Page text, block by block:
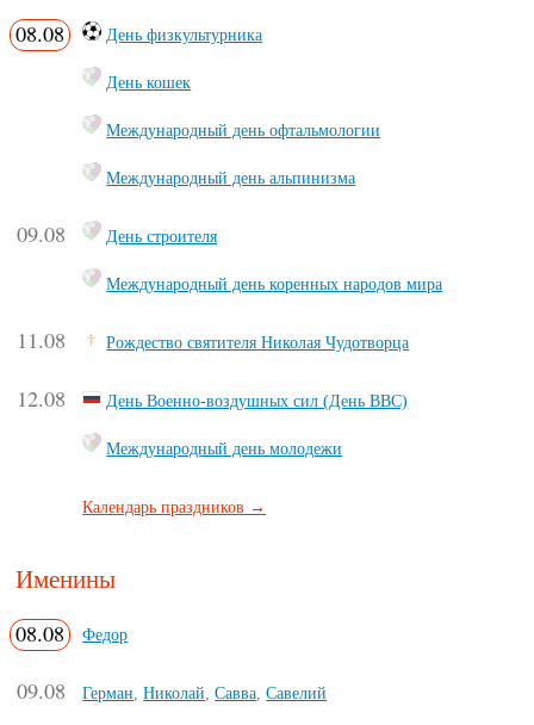
08.08 День физкультурника
День кошек
Международный день офтальмологии
Международный день альпинизма
09.08 День строителя
Международный день коренных народов мира
11.08 Рождество святителя Николая Чудотворца
12.08 День Военно-воздушных сил (День ВВС)
Международный день молодежи
Календарь праздников →
Именины
08.08 Федор
09.08 Герман,Николай,Савва,Савелий